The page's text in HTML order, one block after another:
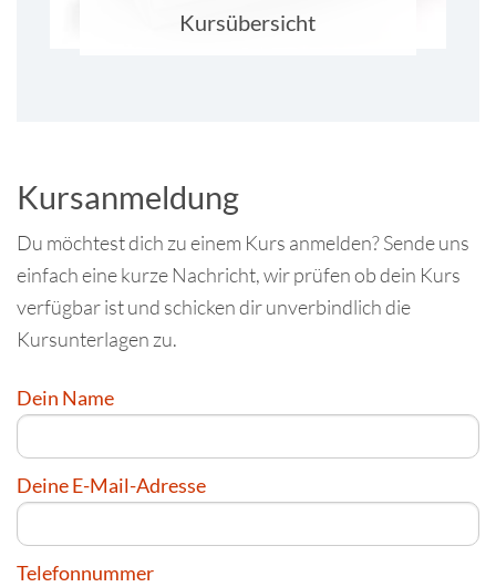
Kursübersicht
Kursanmeldung
Du möchtest dich zu einem Kurs anmelden? Sende uns
einfach eine kurze Nachricht, wir prüfen ob dein Kurs
verfügbar ist und schicken dir unverbindlich die
Kursunterlagen zu.
Dein Name
Deine E-Mail-Adresse
Telefonnummer